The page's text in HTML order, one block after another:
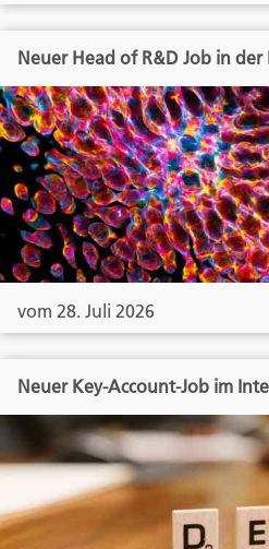
Neuer Head of R&D Job in
vom 28. Juli 2026
Neuer Key-Account-Job im